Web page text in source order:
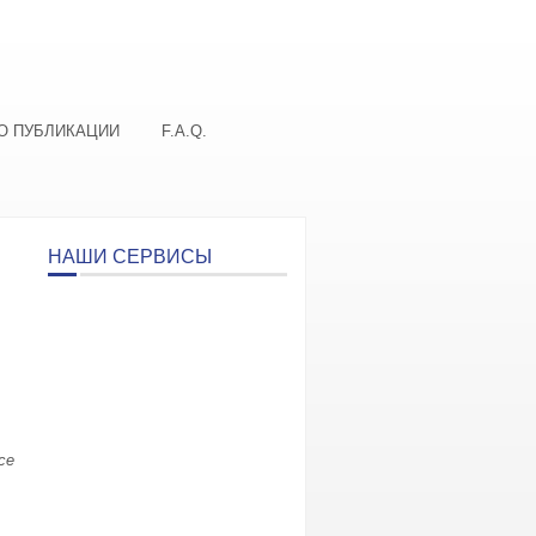
ПУБЛИКАЦИИ F.A.Q.
НАШИ СЕРВИСЫ